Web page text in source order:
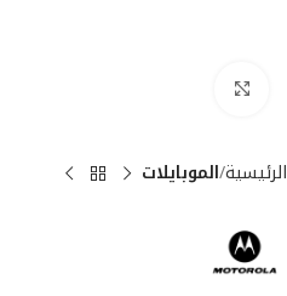
الرئيسية الموبايلات